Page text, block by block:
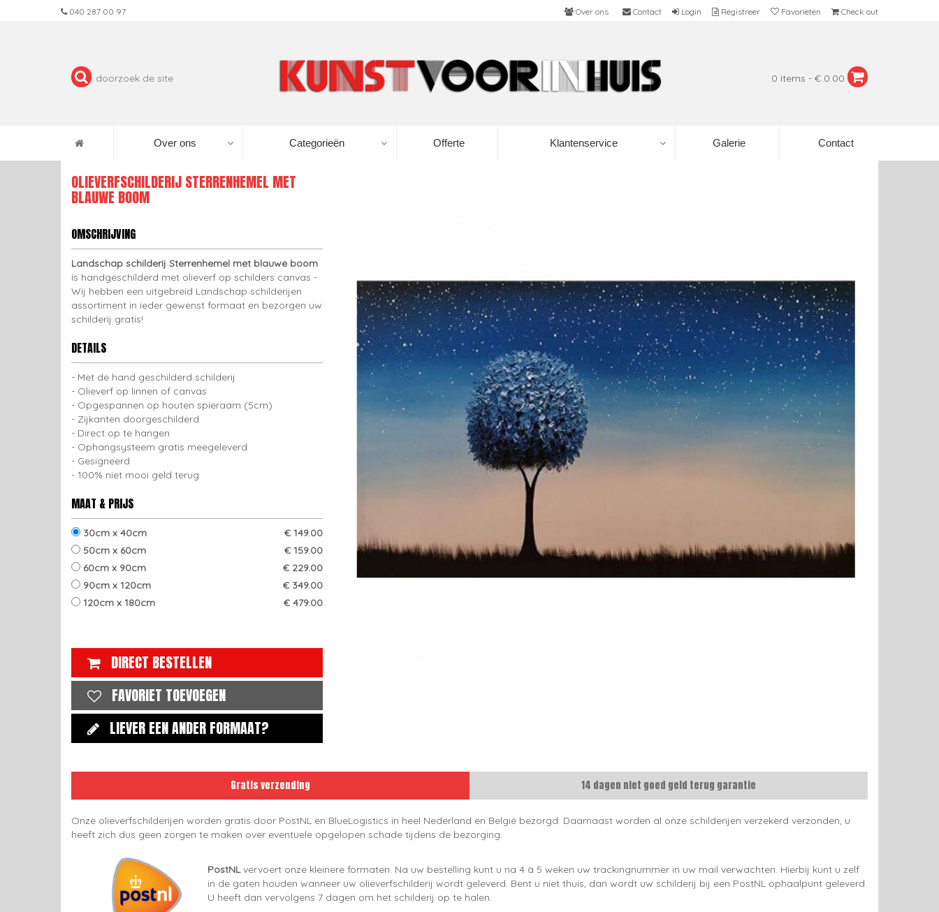
040 287 00 97 Over ons Contact Login Registreer Favorieten Check out
0 items - € 0.00
Over ons Categorieën Offerte Klantenservice Galerie Contact
OLIEVERFSCHILDERIJ STERRENHEMEL MET
BLAUWE BOOM
OMSCHRIJVING
Landschap schilderij Sterrenhemel met blauwe boom
is handgeschilderd met olieverf op schilders canvas -
Wij hebben een uitgebreid Landschap schilderijen
assortiment in ieder gewenst formaat en bezorgen uw
schilderij gratis!
DETAILS
Met de hand geschilderd schilderij
Olieverf op linnen of canvas
Opgespannen op houten spieraam (5cm)
Zijkanten doorgeschilderd
Direct op te hangen
Ophangsysteem gratis meegeleverd
Gesigneerd
100% niet mooi geld terug
MAAT & PRIJS
30cm x 40cm
€ 149.00
50cm x 60cm
€ 159.00
60cm x 90cm
€ 229.00
90cm x 120cm
€ 349.00
120cm x 180cm
€ 479.00
DIRECT BESTELLEN
FAVORIET TOEVOEGEN
LIEVER EEN ANDER FORMAAT?
Gratis verzending 14 dagen niet goed geld terug garantie
Onze olieverfschilderijen worden gratis door PostNL en BlueLogistics in heel Nederland en België bezorgd. Daarnaast worden al onze schilderijen verzekerd verzonden, u
heeft zich dus geen zorgen te maken over eventuele opgelopen schade tijdens de bezorging.
PostNLvervoert onze kleinere formaten. Na uw bestelling kunt u na 4 à 5 weken uw trackingnummer in uw mail verwachten. Hierbij kunt u zelf
in de gaten houden wanneer uw olieverfschilderij wordt geleverd. Bent u niet thuis, dan wordt uw schilderij bij een PostNL ophaalpunt geleverd.
U heeft dan vervolgens 7 dagen om het schilderij op te halen.